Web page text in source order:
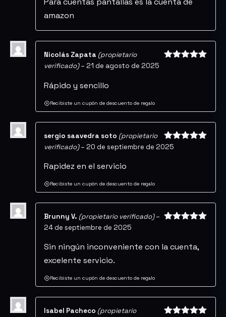
amazon
Nicolás Zapata (propietario
verificado) – 21 de agosto de 2025
Rápido y sencillo
Recibiste un cupón de descuento de regalo
Valorado
sergio saavedra soto (propietario
verificado) – 20 de septiembre de 2025
Rapidez en el servicio
Recibiste un cupón de descuento de regalo
Brunny V. (propietario verificado) –
24 de septiembre de 2025
Sin ningún inconveniente con la cuenta,
excelente servicio.
Recibiste un cupón de descuento de regalo
Isabel Pacheco (propietario